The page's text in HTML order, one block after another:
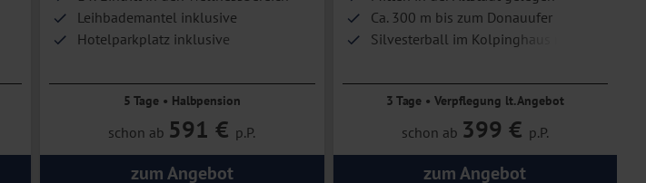
Leihbademantel inklusive
Hotelparkplatz inklusive
5 Tage • Halbpension
schon ab 591 € p.P.
zum Angebot
Ca. 300 m bis zum Donauufer
Silvesterball im Kolpinghaus mit
Sekt
3 Tage • Verpflegung lt. Angebot
schon ab 399 € p.P.
zum Angebot